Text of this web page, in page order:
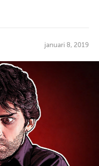
januari 8, 2019